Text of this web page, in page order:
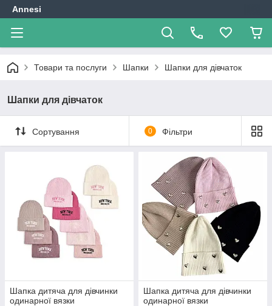
Annesi
Товари та послуги Шапки Шапки для дівчаток
Шапки для дівчаток
Сортування 0 Фільтри
Шапка дитяча для дівчинки
одинарної вязки
Шапка дитяча для дівчинки
одинарної вязки